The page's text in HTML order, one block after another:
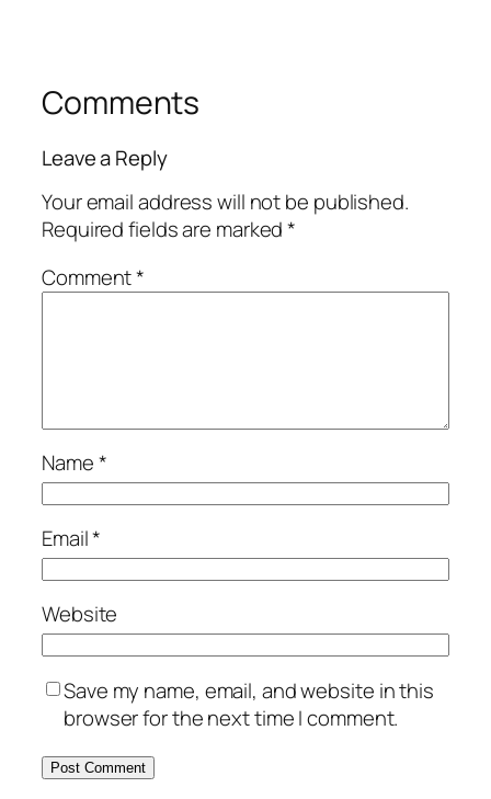
Comments
Leave a Reply
Your email address will not be published.
Required fields are marked*
Comment*
Name*
Email*
Website
Save my name, email, and website in this
browser for the next time I comment.